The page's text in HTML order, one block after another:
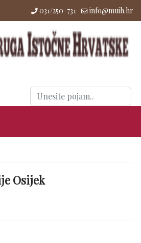
031/250-731 info@muih.hr
Traži
...
Osijek